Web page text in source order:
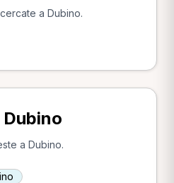
a Dubino.
a Dubino.